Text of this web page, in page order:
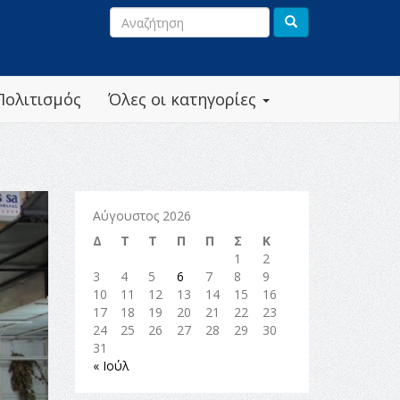
Όλες οι κατηγορίες
Αύγουστος 2026
Δ
Τ Τ Π Π Σ
Κ
1
2
3
4 5 6 7 8
9
10
11 12 13 14 15
16
17
18 19 20 21 22
23
24
25 26 27 28 29
30
31
« Ιούλ